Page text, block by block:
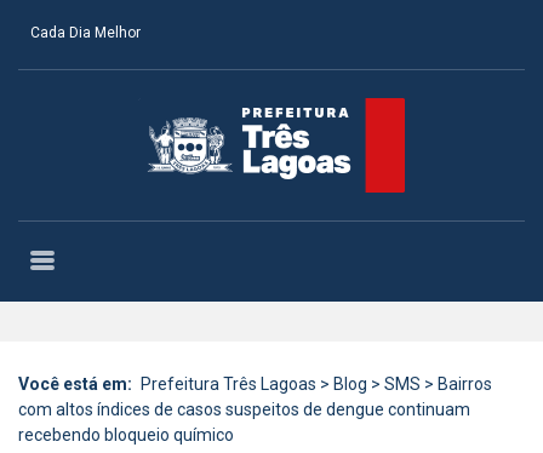
Cada Dia Melhor
Você está em: Prefeitura Três Lagoas > Blog > SMS > Bairros
com altos índices de casos suspeitos de dengue continuam
recebendo bloqueio químico